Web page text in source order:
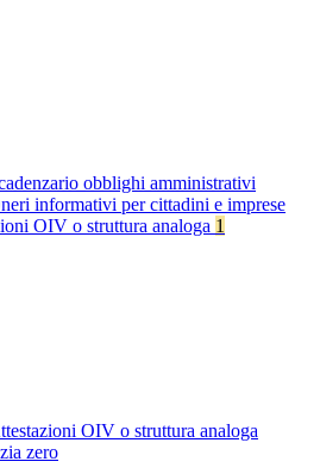
obblighi amministrativi
informativi per cittadini e imprese
OIV o struttura analoga 1
OIV o struttura analoga
zero